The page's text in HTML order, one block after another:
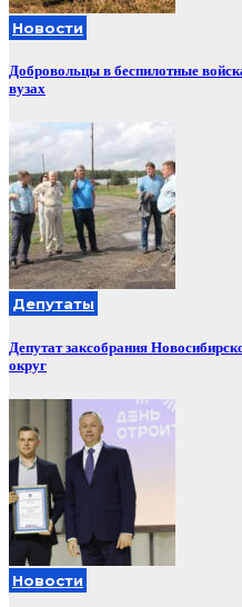
Новости
Добровольцы в беспилотные
вузах
Депутаты
Депутат заксобрания
округ
Новости